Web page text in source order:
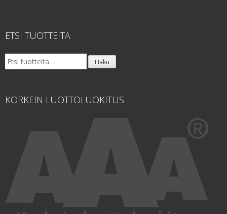
ETSI TUOTTEITA
Etsi: Haku
KORKEIN LUOTTOLUOKITUS